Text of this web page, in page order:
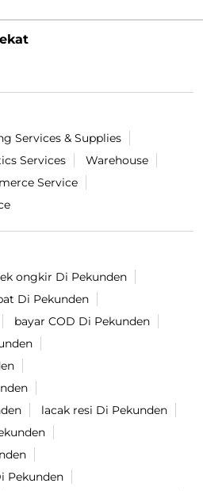
Services & Supplies
Services
Warehouse
Service
ongkir Di Pekunden
Di Pekunden
bayar COD Di Pekunden
lacak resi Di Pekunden
Pekunden